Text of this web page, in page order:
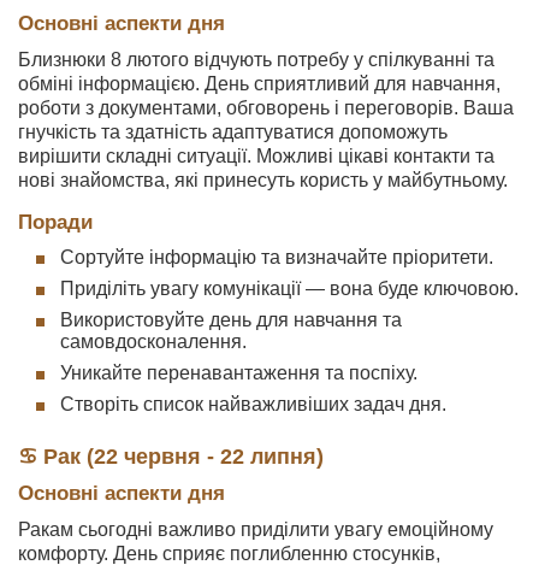
Основні аспекти дня
Близнюки 8 лютого відчують потребу у спілкуванні та
обміні інформацією. День сприятливий для навчання,
роботи з документами, обговорень і переговорів. Ваша
гнучкість та здатність адаптуватися допоможуть
вирішити складні ситуації. Можливі цікаві контакти та
нові знайомства, які принесуть користь у майбутньому.
Поради
Сортуйте інформацію та визначайте пріоритети.
Приділіть увагу комунікації — вона буде ключовою.
Використовуйте день для навчання та
самовдосконалення.
Уникайте перенавантаження та поспіху.
Створіть список найважливіших задач дня.
♋ Рак (22 червня - 22 липня)
Основні аспекти дня
Ракам сьогодні важливо приділити увагу емоційному
комфорту. День сприяє поглибленню стосунків,